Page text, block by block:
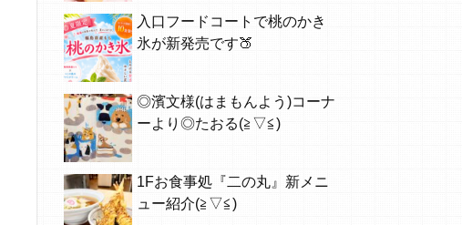
入口フードコートで桃のかき
氷が新発売です🍑
◎濱文様(はまもんよう)コーナ
ーより◎たおる(≧▽≦)
1Fお食事処『二の丸』新メニ
ュー紹介(≧▽≦)